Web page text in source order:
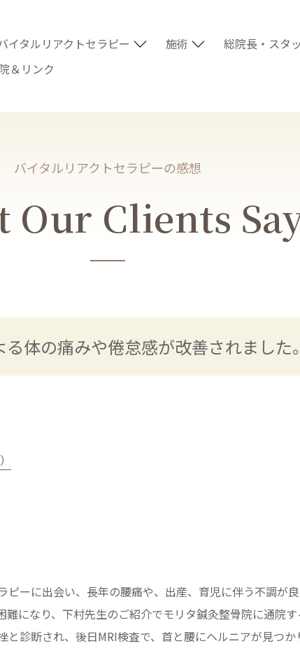
イタルリアクトセラピー 施術 総院長・スタ
＆リンク
バイタルリアクトセラピーの感想
Our Clients
体の痛みや倦怠感が改善されました。
ピーに出会い、長年の腰痛や、出産、育児に伴う不調が
になり、下村先生のご紹介でモリタ鍼灸整骨院に通院す
診断され、後日MRI検査で、首と腰にヘルニアが見つか